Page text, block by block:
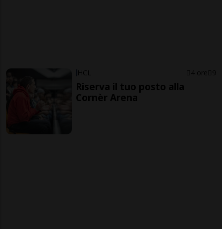
HCL 4 ore 9
Riserva il tuo posto alla
Cornèr Arena